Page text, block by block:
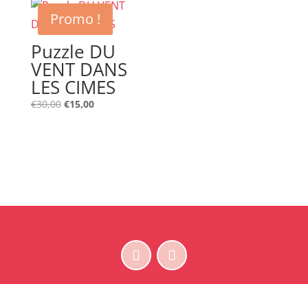
Promo !
Puzzle DU
VENT DANS
LES CIMES
€30,00 Le
€15,00Le